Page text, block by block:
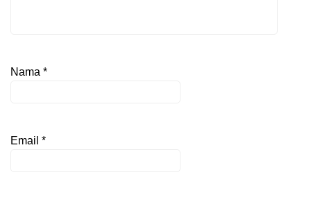
Nama *
Email *